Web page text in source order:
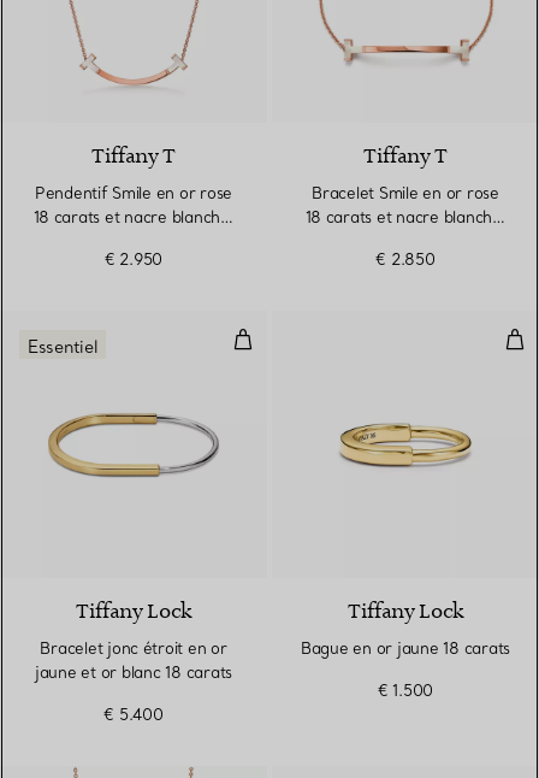
Tiffany T
Pendentif Smile en or rose
18 carats et nacre blanche.
€ 2.950
Tiffany T
Bracelet Smile en or rose
18 carats et nacre blanche.
€ 2.850
Bracelet jonc étroit en or jaune
Essentiel
Tiffany Lock
Bracelet jonc étroit en or
jaune et or blanc 18 carats
€ 5.400
Tiffany Lock
Bague en or jaune 18 carats
€ 1.500